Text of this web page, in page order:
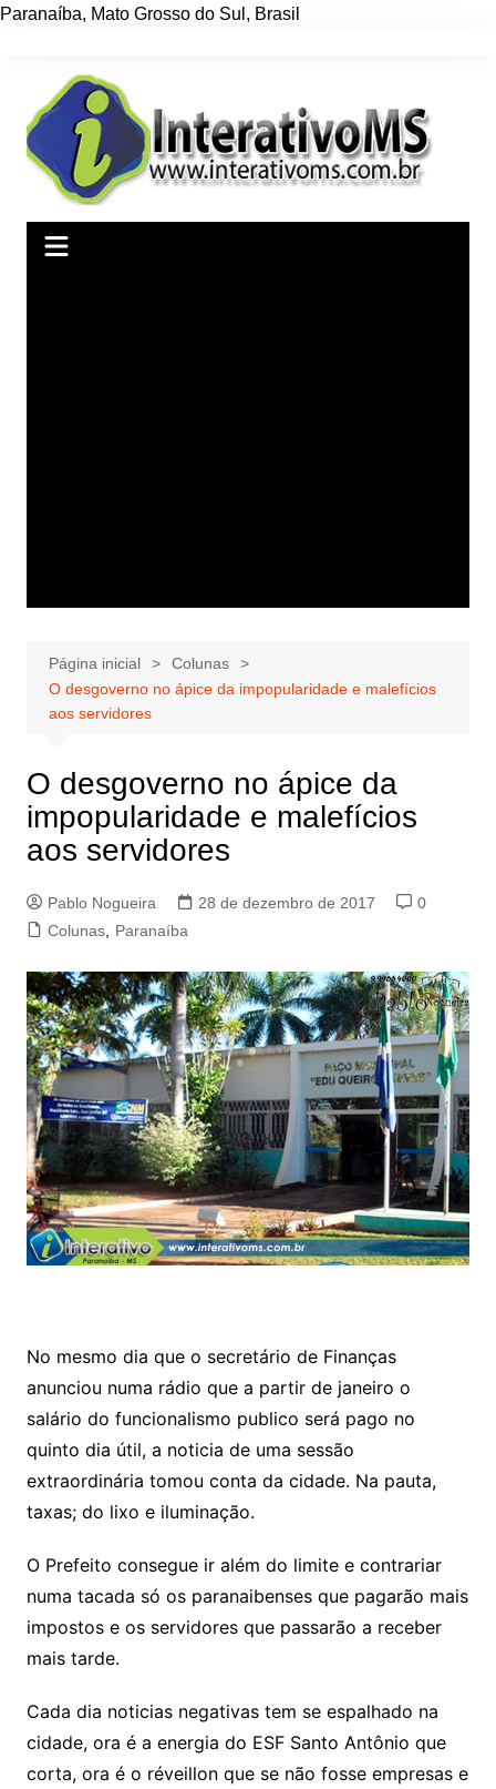
Paranaíba, Mato Grosso do Sul , Brasil
conteúdo
Página inicial
Colunas
O desgoverno no ápice da impopularidade e malefícios
aos servidores
O desgoverno no ápice da
impopularidade e malefícios
aos servidores
Pablo Nogueira 28 de dezembro de 2017
0
Colunas, Paranaíba
No mesmo dia que o secretário de Finanças
anunciou numa rádio que a partir de janeiro o
salário do funcionalismo publico será pago no
quinto dia útil, a noticia de uma sessão
extraordinária tomou conta da cidade. Na pauta,
taxas; do lixo e iluminação.
O Prefeito consegue ir além do limite e contrariar
numa tacada só os paranaibenses que pagarão mais
impostos e os servidores que passarão a receber
mais tarde.
Cada dia noticias negativas tem se espalhado na
cidade, ora é a energia do ESF Santo Antônio que
corta, ora é o réveillon que se não fosse empresas e